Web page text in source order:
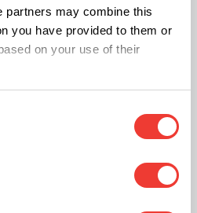
partners may combine this
you have provided to them or
on your use of their
ne provoquait pas la
grande enquête sur le
Des personnes très
: médecins, officiers,
était de répondre à de